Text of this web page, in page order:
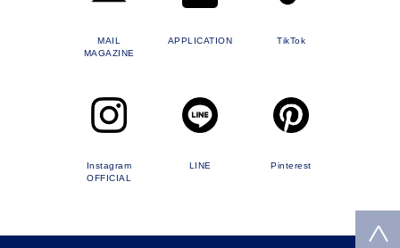
MAIL
MAGAZINE
APPLICATION TikTok
Instagram
OFFICIAL
LINE Pinterest